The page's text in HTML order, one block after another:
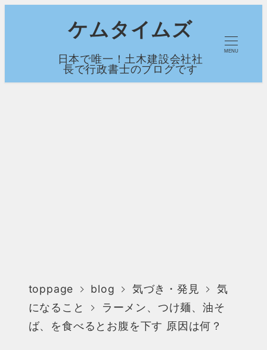
コ
ケムタイムズ
日本で唯一！土木建設会社社
長で行政書士のブログです
MENU
toppage blog 気づき・発見
気
になること
ラーメン、つけ麺、油そ
ば、を食べるとお腹を下す 原因は何？